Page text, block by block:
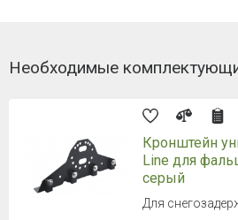
Необходимые
Кронштейн
Line для
серый
Для